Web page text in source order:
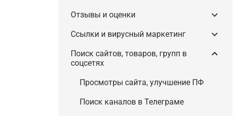
Отзывы и оценки
Ссылки и вирусный маркетинг
Поиск сайтов, товаров, групп в
соцсетях
Просмотры сайта, улучшение ПФ
Поиск каналов в Телеграме